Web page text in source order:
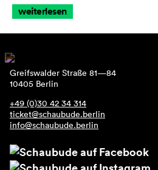
weiterlesen
Greifswalder Straße 81—84
10405 Berlin
+49 (0)30 42 34 314
ticket@schaubude.berlin
info@schaubude.berlin